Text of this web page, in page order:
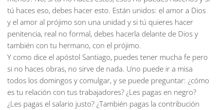
tú haces eso, debes hacer esto. Están unidos: el amor a Dios
y el amor al prójimo son una unidad y si tú quieres hacer
penitencia, real no formal, debes hacerla delante de Dios y
también con tu hermano, con el prójimo.
Y como dice el apóstol Santiago, puedes tener mucha fe pero
si no haces obras, no sirve de nada. Uno puede ir a misa
todos los domingos y comulgar, y se puede preguntar: ¿cómo
es tu relación con tus trabajadores? ¿Les pagas en negro?
¿Les pagas el salario justo? ¿También pagas la contribución